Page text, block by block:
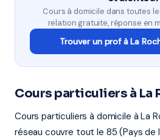
Cours à domicile dans toutes
relation gratuite, réponse en
Trouver un prof à La
Cours particuliers à La
Cours particuliers à domicile à La
réseau couvre tout le 85 (Pays de